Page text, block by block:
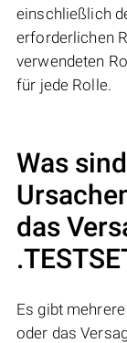
einschließlich
erforderlichen
verwendeten
für jede Rolle.
Was
das
Es gibt
oder das